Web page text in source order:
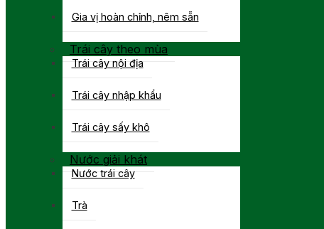
Gia vị hoàn chỉnh, nêm sẵn
Trái cây theo mùa
Trái cây nội địa
Trái cây nhập khẩu
Trái cây sấy khô
Nước giải khát
Nước trái cây
Trà